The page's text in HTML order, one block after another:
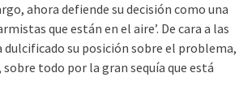
ahora defiende su decisión como una
que están en el aire’. De cara a las
su posición sobre el problema,
todo por la gran sequía que está